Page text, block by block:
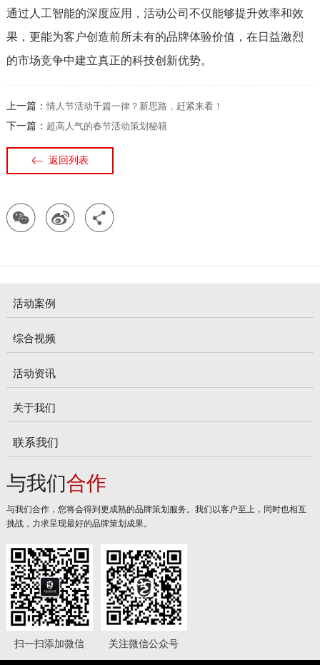
通过人工智能的深度应用，活动公司不仅能够提升效率和效
果，更能为客户创造前所未有的品牌体验价值，在日益激烈
的市场竞争中建立真正的科技创新优势。
上一篇： 情人节活动千篇一律？新思路，赶紧来看！
下一篇： 超高人气的春节活动策划秘籍
返回列表
活动案例
综合视频
活动资讯
关于我们
联系我们
与我们合作
与我们合作，您将会得到更成熟的品牌策划服务。我们以客户至上，同时也相互
挑战，力求呈现最好的品牌策划成果。
扫一扫添加微信 关注微信公众号